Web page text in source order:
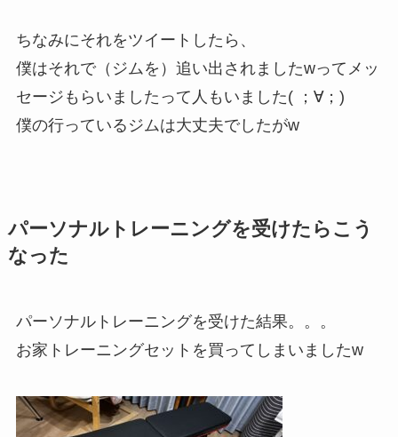
ちなみにそれをツイートしたら、
僕はそれで（ジムを）追い出されましたwってメッ
セージもらいましたって人もいました( ；∀；)
僕の行っているジムは大丈夫でしたがw
パーソナルトレーニングを受けたらこう
なった
パーソナルトレーニングを受けた結果。。。
お家トレーニングセットを買ってしまいましたw